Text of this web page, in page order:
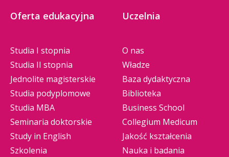
Oferta edukacyjna
Studia I stopnia
Studia II stopnia
Jednolite magisterskie
Studia podyplomowe
Studia MBA
Seminaria doktorskie
Study in English
Szkolenia
Uczelnia
O nas
Władze
Baza dydaktyczna
Biblioteka
Business School
Collegium Medicum
Jakość kształcenia
Nauka i badania